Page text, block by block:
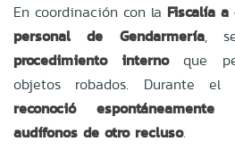
En coordinación con la Fiscalía a
personal de Gendarmería,
procedimiento internoque
objetos robados. Durante
reconoció
audífonos de otro recluso.